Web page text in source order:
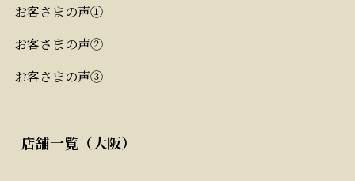
お客さまの声①
お客さまの声②
お客さまの声③
店舗一覧（大阪）